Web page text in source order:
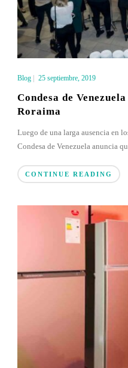
Blog| 25 septiembre, 2019
Condesa de
Roraima
Luego de una larga ausencia en
Condesa de Venezuela anuncia
CONTINUE READING